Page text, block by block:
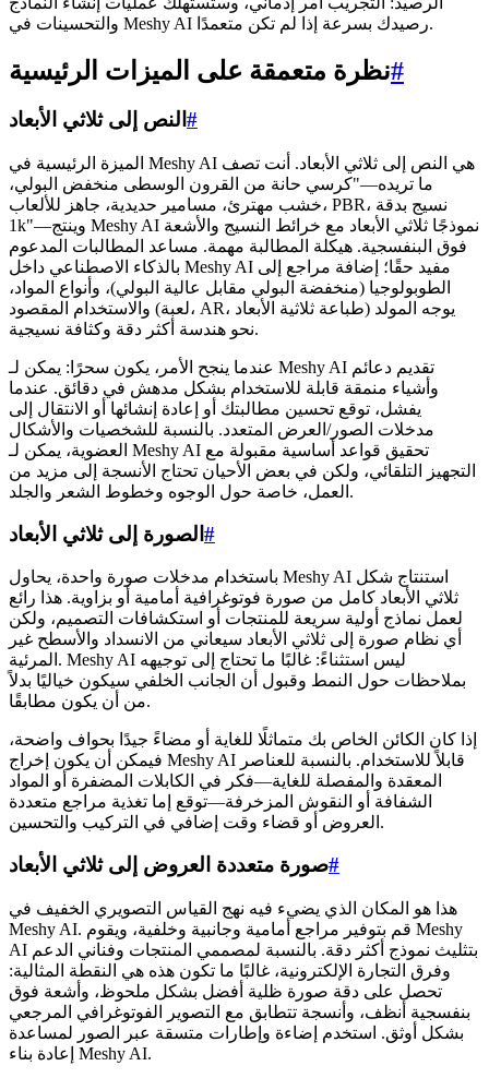
والتحسينات في Meshy AI رصيدك بسرعة إذا لم تكن متعمدًا.
نظرة متعمقة على الميزات الرئيسية#
النص إلى ثلاثي الأبعاد #
الميزة الرئيسية في Meshy AI هي النص إلى ثلاثي الأبعاد. أنت تصف
ما تريده—"كرسي حانة من القرون الوسطى منخفض البولي،
خشب مهترئ، مسامير حديدية، جاهز للألعاب، PBR، نسيج بدقة
1k"—وينتج Meshy AI نموذجًا ثلاثي الأبعاد مع خرائط النسيج والأشعة
فوق البنفسجية. هيكلة المطالبة مهمة. مساعد المطالبات المدعوم
بالذكاء الاصطناعي داخل Meshy AI مفيد حقًا؛ إضافة مراجع إلى
الطوبولوجيا (منخفضة البولي مقابل عالية البولي)، وأنواع المواد،
والاستخدام المقصود (لعبة، AR، طباعة ثلاثية الأبعاد) يوجه المولد
نحو هندسة أكثر دقة وكثافة نسيجية.
عندما ينجح الأمر، يكون سحرًا: يمكن لـ Meshy AI تقديم دعائم
وأشياء منمقة قابلة للاستخدام بشكل مدهش في دقائق. عندما
يفشل، توقع تحسين مطالبتك أو إعادة إنشائها أو الانتقال إلى
مدخلات الصور/العرض المتعدد. بالنسبة للشخصيات والأشكال
العضوية، يمكن لـ Meshy AI تحقيق قواعد أساسية مقبولة مع
التجهيز التلقائي، ولكن في بعض الأحيان تحتاج الأنسجة إلى مزيد من
العمل، خاصة حول الوجوه وخطوط الشعر والجلد.
الصورة إلى ثلاثي الأبعاد #
باستخدام مدخلات صورة واحدة، يحاول Meshy AI استنتاج شكل
ثلاثي الأبعاد كامل من صورة فوتوغرافية أمامية أو بزاوية. هذا رائع
لعمل نماذج أولية سريعة للمنتجات أو استكشافات التصميم، ولكن
أي نظام صورة إلى ثلاثي الأبعاد سيعاني من الانسداد والأسطح غير
المرئية. Meshy AI ليس استثناءً: غالبًا ما تحتاج إلى توجيهه
بملاحظات حول النمط وقبول أن الجانب الخلفي سيكون خياليًا بدلاً
من أن يكون مطابقًا.
إذا كان الكائن الخاص بك متماثلًا للغاية أو مضاءً جيدًا بحواف واضحة،
فيمكن أن يكون إخراج Meshy AI قابلاً للاستخدام. بالنسبة للعناصر
المعقدة والمفصلة للغاية—فكر في الكابلات المضفرة أو المواد
الشفافة أو النقوش المزخرفة—توقع إما تغذية مراجع متعددة
العروض أو قضاء وقت إضافي في التركيب والتحسين.
صورة متعددة العروض إلى ثلاثي الأبعاد#
هذا هو المكان الذي يضيء فيه نهج القياس التصويري الخفيف في
Meshy AI. قم بتوفير مراجع أمامية وجانبية وخلفية، ويقوم Meshy
AI بتثليث نموذج أكثر دقة. بالنسبة لمصممي المنتجات وفناني الدعم
وفرق التجارة الإلكترونية، غالبًا ما تكون هذه هي النقطة المثالية:
تحصل على دقة صورة ظلية أفضل بشكل ملحوظ، وأشعة فوق
بنفسجية أنظف، وأنسجة تتطابق مع التصوير الفوتوغرافي المرجعي
بشكل أوثق. استخدم إضاءة وإطارات متسقة عبر الصور لمساعدة
إعادة بناء Meshy AI.